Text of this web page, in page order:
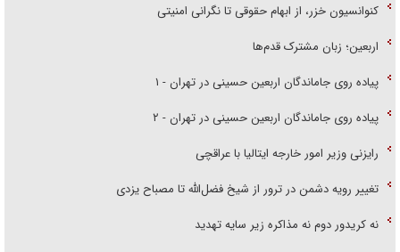
کنوانسیون خزر، از ابهام حقوقی تا نگرانی امنیتی
اربعین؛ زبان مشترک قدم‌ها
پیاده روی جاماندگان اربعین حسینی در تهران - ۱
پیاده روی جاماندگان اربعین حسینی در تهران - ۲
رایزنی وزیر امور خارجه ایتالیا با عراقچی
تغییر رویه دشمن در ترور از شیخ فضل‌الله تا مصباح یزدی
نه کریدور دوم نه مذاکره زیر سایه تهدید